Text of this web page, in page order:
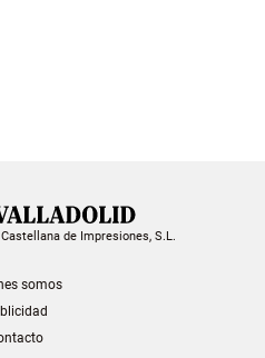
de Impresiones, S.L.
somos